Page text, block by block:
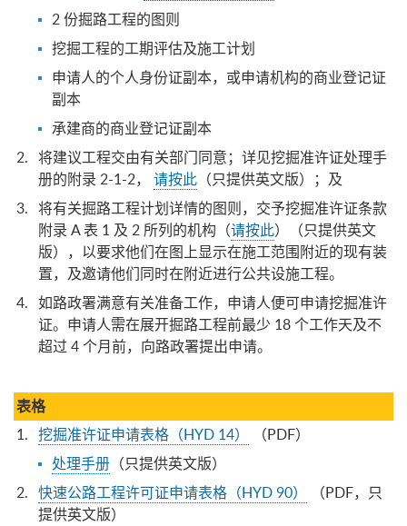
2 份掘路工程的图则
挖掘工程的工期评估及施工计划
申请人的个人身份证副本，或申请机构的商业登记证
副本
承建商的商业登记证副本
将建议工程交由有关部门同意；详见挖掘准许证处理手
册的附录 2-1-2， 请按此 （只提供英文版）；及
将有关掘路工程计划详情的图则，交予挖掘准许证条款
附录 A 表 1 及 2 所列的机构（请按此）（只提供英文
版），以要求他们在图上显示在施工范围附近的现有装
置，及邀请他们同时在附近进行公共设施工程。
如路政署满意有关准备工作，申请人便可申请挖掘准许
证。申请人需在展开掘路工程前最少 18 个工作天及不
超过 4 个月前，向路政署提出申请。
表格
挖掘准许证申请表格（HYD 14）
（PDF）
处理手册 （只提供英文版）
快速公路工程许可证申请表格（HYD 90）
（PDF，只
提供英文版）